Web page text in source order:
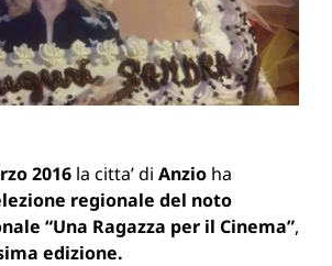
2016 la citta’ di Anzio ha
regionale del noto
“Una Ragazza per il Cinema”,
edizione.